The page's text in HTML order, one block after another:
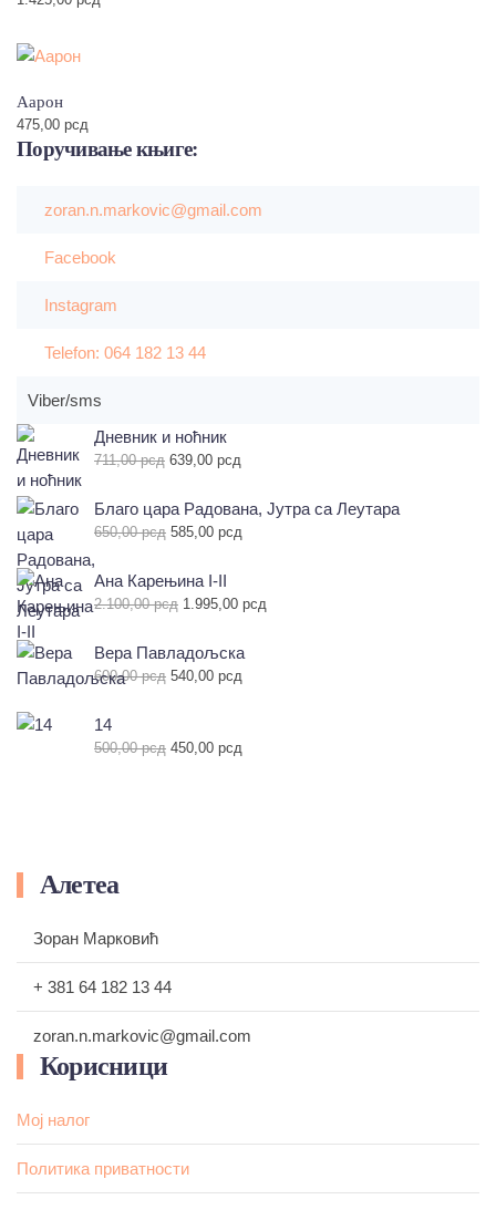
Аарон
475,00 рсд
Поручивањекњиге:
zoran.n.markovic@gmail.com
Facebook
Instagram
Telefon: 064 182 13 44
Viber/sms
Дневник и ноћник
711,00рсд Оригинална
била:
711,00 рсд.
639,00 рсд
639,00 рсд.
Благо цара Радована, Јутра са Леутара
650,00рсд Оригинална
била:
650,00 рсд.
585,00 рсд
Ана Карењина I-II
2.100,00рсд Оригинална
била:
2.100,00 рсд.
1.995,00 рсд
Вера Павладољска
600,00рсд Оригинална
била:
600,00 рсд.
540,00 рсд
14
500,00рсд Оригинална
450,00 рсд
Алетеа
Зоран Марковић
+ 381 64 182 13 44
zoran.n.markovic@gmail.com
Корисници
Мој налог
Политика приватности